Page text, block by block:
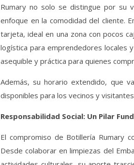
Rumary no solo se distingue por su
enfoque en la comodidad del cliente.
tarjeta, ideal en una zona con pocos
logística para emprendedores locales
asequible y práctica para quienes
Además, su horario extendido, que
disponibles para los vecinos y
Responsabilidad Social: Un Pilar
El compromiso de Botillería Rumary
Desde colaborar en limpiezas del